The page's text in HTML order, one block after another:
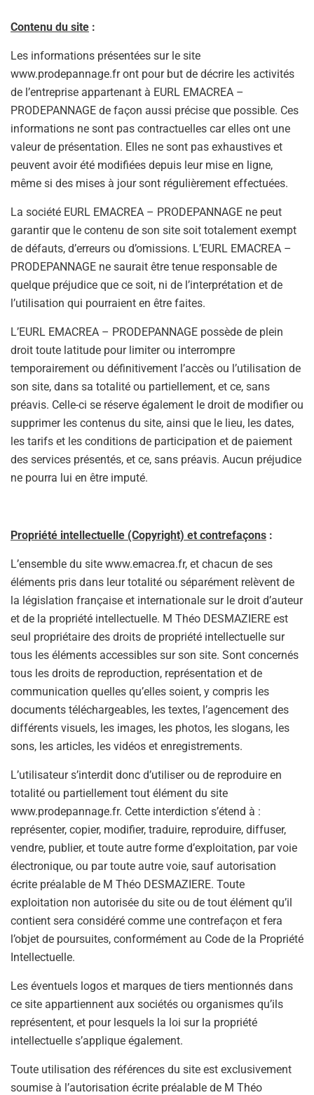
Contenu du site :
Les informations présentées sur le site
www.prodepannage.fr ont pour but de décrire les activités
de l’entreprise appartenant à EURL EMACREA –
PRODEPANNAGE de façon aussi précise que possible. Ces
informations ne sont pas contractuelles car elles ont une
valeur de présentation. Elles ne sont pas exhaustives et
peuvent avoir été modifiées depuis leur mise en ligne,
même si des mises à jour sont régulièrement effectuées.
La société EURL EMACREA – PRODEPANNAGE ne peut
garantir que le contenu de son site soit totalement exempt
de défauts, d’erreurs ou d’omissions. L’EURL EMACREA –
PRODEPANNAGE ne saurait être tenue responsable de
quelque préjudice que ce soit, ni de l’interprétation et de
l’utilisation qui pourraient en être faites.
L’EURL EMACREA – PRODEPANNAGE possède de plein
droit toute latitude pour limiter ou interrompre
temporairement ou définitivement l’accès ou l’utilisation de
son site, dans sa totalité ou partiellement, et ce, sans
préavis. Celle-ci se réserve également le droit de modifier ou
supprimer les contenus du site, ainsi que le lieu, les dates,
les tarifs et les conditions de participation et de paiement
des services présentés, et ce, sans préavis. Aucun préjudice
ne pourra lui en être imputé.
Propriété intellectuelle (Copyright) et contrefaçons :
L’ensemble du site www.emacrea.fr, et chacun de ses
éléments pris dans leur totalité ou séparément relèvent de
la législation française et internationale sur le droit d’auteur
et de la propriété intellectuelle. M Théo DESMAZIERE est
seul propriétaire des droits de propriété intellectuelle sur
tous les éléments accessibles sur son site. Sont concernés
tous les droits de reproduction, représentation et de
communication quelles qu’elles soient, y compris les
documents téléchargeables, les textes, l’agencement des
différents visuels, les images, les photos, les slogans, les
sons, les articles, les vidéos et enregistrements.
L’utilisateur s’interdit donc d’utiliser ou de reproduire en
totalité ou partiellement tout élément du site
www.prodepannage.fr. Cette interdiction s’étend à :
représenter, copier, modifier, traduire, reproduire, diffuser,
vendre, publier, et toute autre forme d’exploitation, par voie
électronique, ou par toute autre voie, sauf autorisation
écrite préalable de M Théo DESMAZIERE. Toute
exploitation non autorisée du site ou de tout élément qu’il
contient sera considéré comme une contrefaçon et fera
l’objet de poursuites, conformément au Code de la Propriété
Intellectuelle.
Les éventuels logos et marques de tiers mentionnés dans
ce site appartiennent aux sociétés ou organismes qu’ils
représentent, et pour lesquels la loi sur la propriété
intellectuelle s’applique également.
Toute utilisation des références du site est exclusivement
soumise à l’autorisation écrite préalable de M Théo